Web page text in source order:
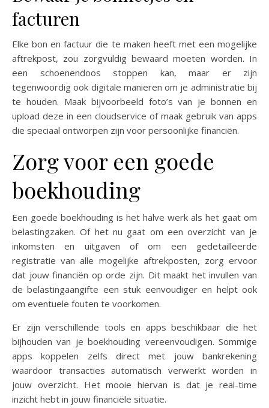
facturen
Elke bon en factuur die te maken heeft met een mogelijke
aftrekpost, zou zorgvuldig bewaard moeten worden. In
een schoenendoos stoppen kan, maar er zijn
tegenwoordig ook digitale manieren om je administratie bij
te houden. Maak bijvoorbeeld foto’s van je bonnen en
upload deze in een cloudservice of maak gebruik van apps
die speciaal ontworpen zijn voor persoonlijke financiën.
Zorg voor een goede
boekhouding
Een goede boekhouding is het halve werk als het gaat om
belastingzaken. Of het nu gaat om een overzicht van je
inkomsten en uitgaven of om een gedetailleerde
registratie van alle mogelijke aftrekposten, zorg ervoor
dat jouw financiën op orde zijn. Dit maakt het invullen van
de belastingaangifte een stuk eenvoudiger en helpt ook
om eventuele fouten te voorkomen.
Er zijn verschillende tools en apps beschikbaar die het
bijhouden van je boekhouding vereenvoudigen. Sommige
apps koppelen zelfs direct met jouw bankrekening
waardoor transacties automatisch verwerkt worden in
jouw overzicht. Het mooie hiervan is dat je real-time
inzicht hebt in jouw financiële situatie.